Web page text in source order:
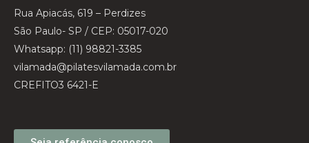
Rua Apiacás, 619 – Perdizes
São Paulo- SP / CEP: 05017-020
Whatsapp: (11) 98821-3385
vilamada@pilatesvilamada.com.br
CREFITO3 6421-E